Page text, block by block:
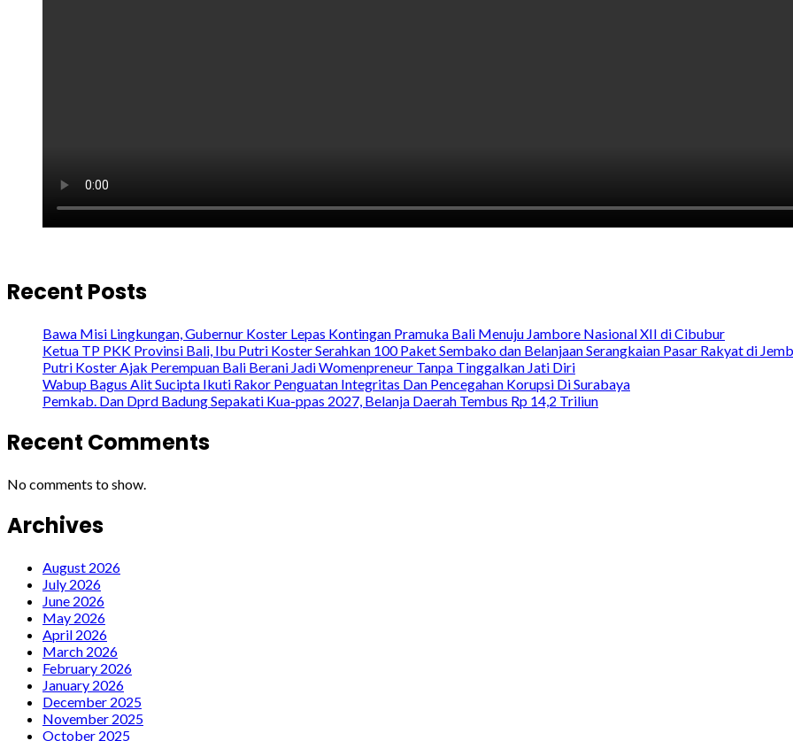
Recent Posts
Bawa Misi Lingkungan, Gubernur Koster Lepas Kontingan Pramuka Bali Menuju Jambore Nasional XII di Cibubur
Ketua TP PKK Provinsi Bali, Ibu Putri Koster Serahkan 100 Paket Sembako dan Belanjaan Serangkaian Pasar Rakyat di
Putri Koster Ajak Perempuan Bali Berani Jadi Womenpreneur Tanpa Tinggalkan Jati Diri
Wabup Bagus Alit Sucipta Ikuti Rakor Penguatan Integritas Dan Pencegahan Korupsi Di Surabaya
Pemkab. Dan Dprd Badung Sepakati Kua-ppas 2027, Belanja Daerah Tembus Rp 14,2 Triliun
Recent Comments
No comments to show.
Archives
August 2026
July 2026
June 2026
May 2026
April 2026
March 2026
February 2026
January 2026
December 2025
November 2025
October 2025